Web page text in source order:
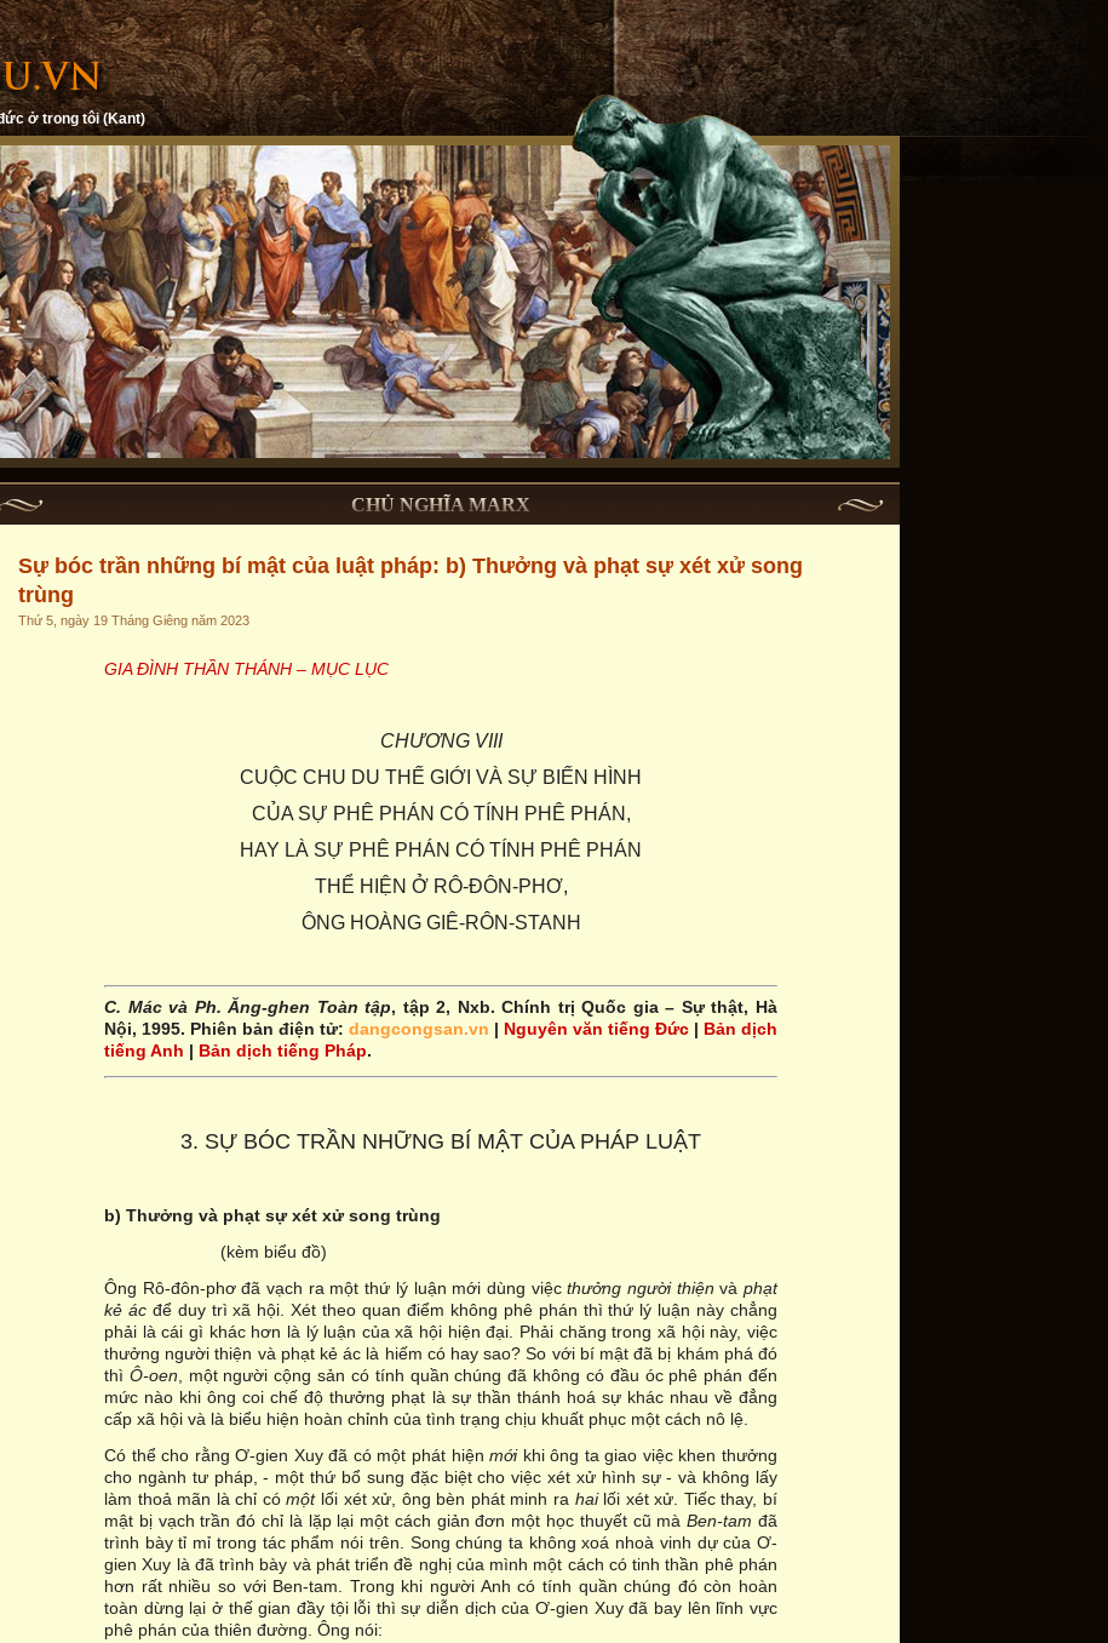
ở trong tôi (Kant)
CHỦ NGHĨA MARX
Sự bóc trần những bí mật của luật pháp: b) Thưởng và phạt sự xét xử song
trùng
Thứ 5, ngày 19 Tháng Giêng năm 2023
GIA ĐÌNH THẦN THÁNH – MỤC LỤC
CHƯƠNG VIII
CUỘC CHU DU THẾ GIỚI VÀ SỰ BIẾN HÌNH
CỦA SỰ PHÊ PHÁN CÓ TÍNH PHÊ PHÁN,
HAY LÀ SỰ PHÊ PHÁN CÓ TÍNH PHÊ PHÁN
THỂ HIỆN Ở RÔ-ĐÔN-PHƠ,
ÔNG HOÀNG GIÊ-RÔN-STANH
C. Mác và Ph. Ăng-ghen Toàn tập, tập 2, Nxb. Chính trị Quốc gia – Sự thật, Hà
Nội, 1995. Phiên bản điện tử: dangcongsan.vn | Nguyên văn tiếng Đức | Bản dịch
tiếng Anh | Bản dịch tiếng Pháp.
3. SỰ BÓC TRẦN NHỮNG BÍ MẬT CỦA PHÁP LUẬT
b) Thưởng và phạt sự xét xử song trùng
(kèm biểu đồ)
Ông Rô-đôn-phơ đã vạch ra một thứ lý luận mới dùng việcthưởng người thiện và phạt
kẻ ácđể duy trì xã hội. Xét theo quan điểm không phê phán thì thứ lý luận này chẳng
phải là cái gì khác hơn là lý luận của xã hội hiện đại. Phải chăng trong xã hội này, việc
thưởng người thiện và phạt kẻ ác là hiếm có hay sao? So với bí mật đã bị khám phá đó
thì Ô-oen , một người cộng sản có tính quần chúng đã không có đầu óc phê phán đến
mức nào khi ông coi chế độ thưởng phạt là sự thần thánh hoá sự khác nhau về đẳng
cấp xã hội và là biểu hiện hoàn chỉnh của tình trạng chịu khuất phục một cách nô lệ.
Có thể cho rằng Ơ-gien Xuy đã có một phát hiện mớikhi ông ta giao việc khen thưởng
cho ngành tư pháp, - một thứ bổ sung đặc biệt cho việc xét xử hình sự - và không lấy
làm thoả mãn là chỉ cómộtlối xét xử, ông bèn phát minh ra hai lối xét xử. Tiếc thay, bí
mật bị vạch trần đó chỉ là lặp lại một cách giản đơn một học thuyết cũ màBen-tam đã
trình bày tỉ mỉ trong tác phẩm nói trên. Song chúng ta không xoá nhoà vinh dự của Ơ-
gien Xuy là đã trình bày và phát triển đề nghị của mình một cách có tinh thần phê phán
hơn rất nhiều so với Ben-tam. Trong khi người Anh có tính quần chúng đó còn hoàn
toàn dừng lại ở thế gian đầy tội lỗi thì sự diễn dịch của Ơ-gien Xuy đã bay lên lĩnh vực
phê phán của thiên đường. Ông nói: